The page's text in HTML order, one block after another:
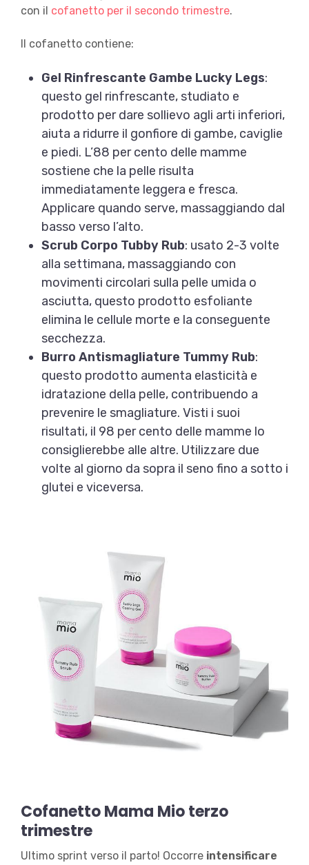
con il cofanetto per il secondo trimestre.
Il cofanetto contiene:
Gel Rinfrescante Gambe Lucky Legs:
questo gel rinfrescante, studiato e
prodotto per dare sollievo agli arti inferiori,
aiuta a ridurre il gonfiore di gambe, caviglie
e piedi. L’88 per cento delle mamme
sostiene che la pelle risulta
immediatamente leggera e fresca.
Applicare quando serve, massaggiando dal
basso verso l’alto.
Scrub Corpo Tubby Rub: usato 2-3 volte
alla settimana, massaggiando con
movimenti circolari sulla pelle umida o
asciutta, questo prodotto esfoliante
elimina le cellule morte e la conseguente
secchezza.
Burro Antismagliature Tummy Rub:
questo prodotto aumenta elasticità e
idratazione della pelle, contribuendo a
prevenire le smagliature. Visti i suoi
risultati, il 98 per cento delle mamme lo
consiglierebbe alle altre. Utilizzare due
volte al giorno da sopra il seno fino a sotto i
glutei e viceversa.
Cofanetto Mama Mio terzo
trimestre
Ultimo sprint verso il parto! Occorre intensificare